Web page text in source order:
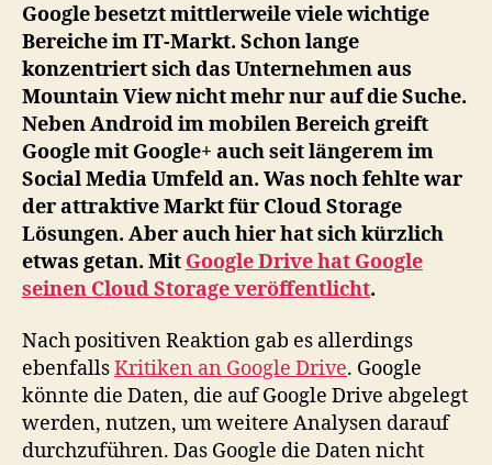
Google besetzt mittlerweile viele wichtige
Bereiche im IT-Markt. Schon lange
konzentriert sich das Unternehmen aus
Mountain View nicht mehr nur auf die Suche.
Neben Android im mobilen Bereich greift
Google mit Google+ auch seit längerem im
Social Media Umfeld an. Was noch fehlte war
der attraktive Markt für Cloud Storage
Lösungen. Aber auch hier hat sich kürzlich
etwas getan. Mit Google Drive hat Google
seinen Cloud Storage veröffentlicht.
Nach positiven Reaktion gab es allerdings
ebenfallsKritiken an Google Drive. Google
könnte die Daten, die auf Google Drive abgelegt
werden, nutzen, um weitere Analysen darauf
durchzuführen. Das Google die Daten nicht